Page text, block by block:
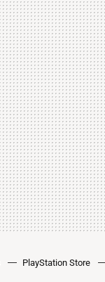
PlayStation Store